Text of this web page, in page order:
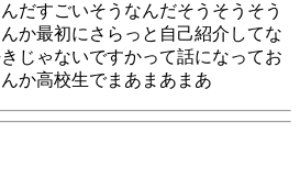
だすごいそうなんだそうそうそう
か最初にさらっと自己紹介してな
じゃないですかって話になってお
か高校生でまあまあまあ